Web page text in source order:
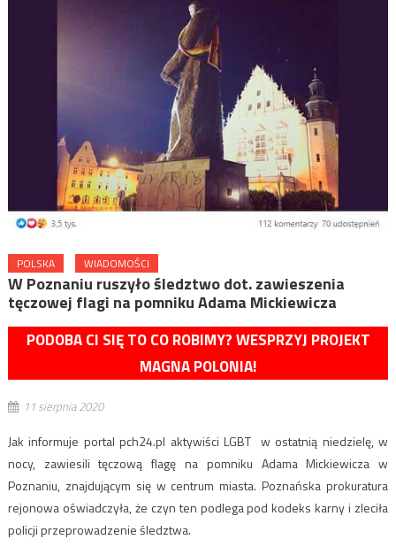
POLSKA WIADOMOŚCI
W Poznaniu ruszyło śledztwo dot. zawieszenia
tęczowej flagi na pomniku Adama Mickiewicza
PODOBA CI SIĘ TO CO ROBIMY? WESPRZYJ PROJEKT
MAGNA POLONIA!
11 sierpnia 2020
Jak informuje portal pch24.pl aktywiści LGBT w ostatnią niedzielę, w
nocy, zawiesili tęczową flagę na pomniku Adama Mickiewicza w
Poznaniu, znajdującym się w centrum miasta. Poznańska prokuratura
rejonowa oświadczyła, że czyn ten podlega pod kodeks karny i zleciła
policji przeprowadzenie śledztwa.